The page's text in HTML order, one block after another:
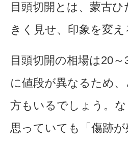
目頭切開とは、蒙古
きく見せ、印象を変え
目頭切開の相場は20
に値段が異なるため
方もいるでしょう。
思っていても「傷跡